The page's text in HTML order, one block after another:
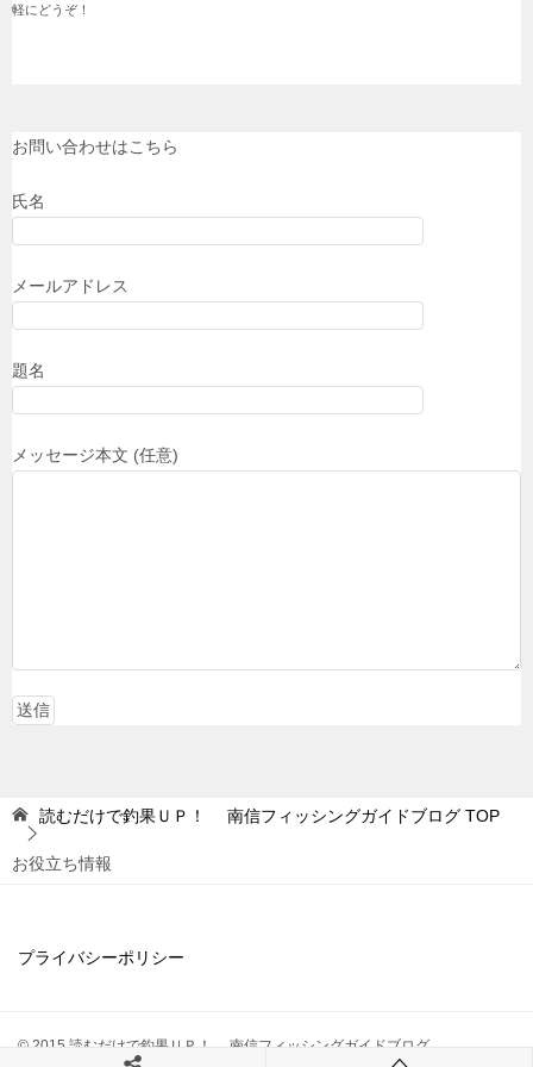
軽にどうぞ！
お問い合わせはこちら
氏名
メールアドレス
題名
メッセージ本文 (任意)
読むだけで釣果ＵＰ！ 南信フィッシングガイドブログ TOP
お役立ち情報
プライバシーポリシー
© 2015 読むだけで釣果ＵＰ！ 南信フィッシングガイドブログ